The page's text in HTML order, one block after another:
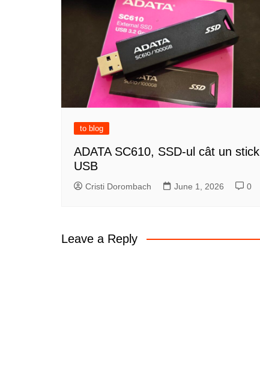
to blog
ADATA SC610, SSD-ul cât un stick
USB
Cristi Dorombach June 1, 2026 0
Leave a Reply